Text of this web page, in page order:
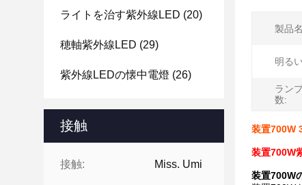
ライトを治す紫外線LED (20)
穂軸紫外線LED (29)
紫外線LEDの懐中電燈 (26)
接触
接触: Miss. Umi
製品
明る
ラン
数:
装置700W
装置700W
装置700W